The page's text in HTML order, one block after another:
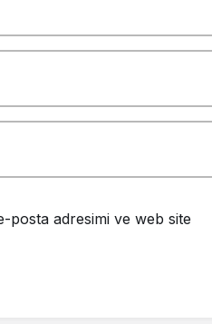
posta adresimi ve web site